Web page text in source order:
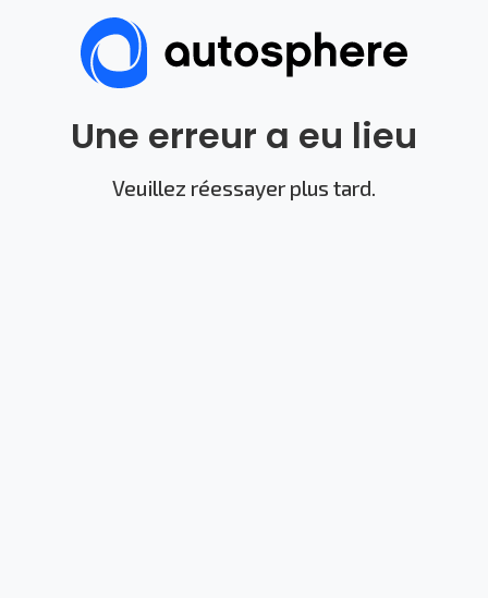
Une erreur a eu lieu
Veuillez réessayer plus tard.